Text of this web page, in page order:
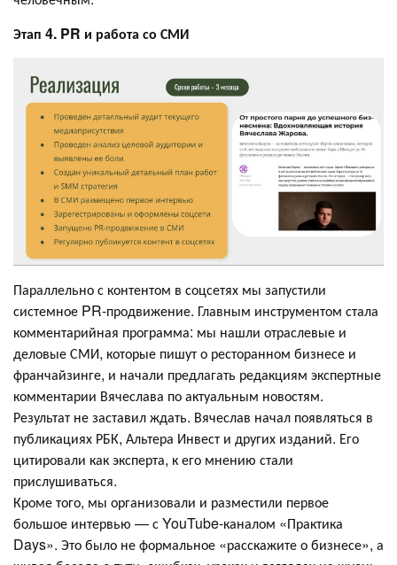
Этап 4. PR и работа со СМИ
Параллельно с контентом в соцсетях мы запустили
системное PR-продвижение. Главным инструментом стала
комментарийная программа: мы нашли отраслевые и
деловые СМИ, которые пишут о ресторанном бизнесе и
франчайзинге, и начали предлагать редакциям экспертные
комментарии Вячеслава по актуальным новостям.
Результат не заставил ждать. Вячеслав начал появляться в
публикациях РБК, Альтера Инвест и других изданий. Его
цитировали как эксперта, к его мнению стали
прислушиваться.
Кроме того, мы организовали и разместили первое
большое интервью — с YouTube-каналом «Практика
Days». Это было не формальное «расскажите о бизнесе», а